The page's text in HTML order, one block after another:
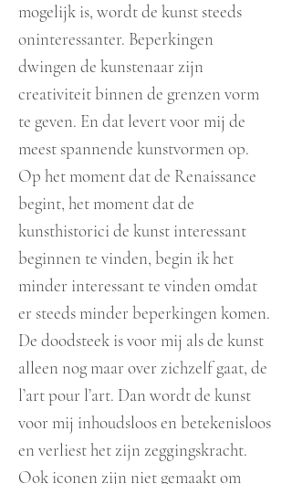
mogelijk is, wordt de kunst steeds
oninteressanter. Beperkingen
dwingen de kunstenaar zijn
creativiteit binnen de grenzen vorm
te geven. En dat levert voor mij de
meest spannende kunstvormen op.
Op het moment dat de Renaissance
begint, het moment dat de
kunsthistorici de kunst interessant
beginnen te vinden, begin ik het
minder interessant te vinden omdat
er steeds minder beperkingen komen.
De doodsteek is voor mij als de kunst
alleen nog maar over zichzelf gaat, de
l’art pour l’art. Dan wordt de kunst
voor mij inhoudsloos en betekenisloos
en verliest het zijn zeggingskracht.
Ook iconen zijn niet gemaakt om